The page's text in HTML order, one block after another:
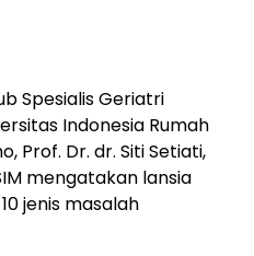
Spesialis Geriatri
Indonesia Rumah
Prof. Dr. dr. Siti Setiati,
mengatakan lansia
jenis masalah